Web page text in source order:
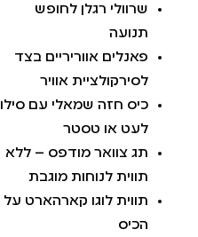
שרוולי רגלן לחופש
תנועה
פאנלים אווריריים בצד
לסירקולציית אוויר
כיס חזה שמאלי עם סילו
לעט או טסטר
תג צוואר מודפס – ללא
תווית לנוחות מוגבת
תווית לוגו קארהארט על
הכיס